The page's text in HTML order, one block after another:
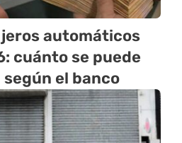
automáticos
cuánto se puede
el banco